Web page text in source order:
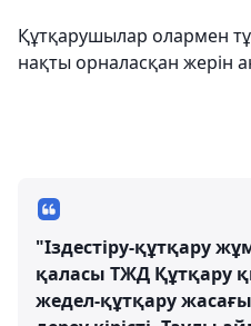
Құтқарушылар олармен
нақты орналасқан жерін
"Іздестіру-құтқару
қаласы ТЖД Құтқару
жедел-құтқару